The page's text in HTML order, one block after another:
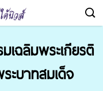
เฉลิมพระเกียรติ
ะบาทสมเด็จ